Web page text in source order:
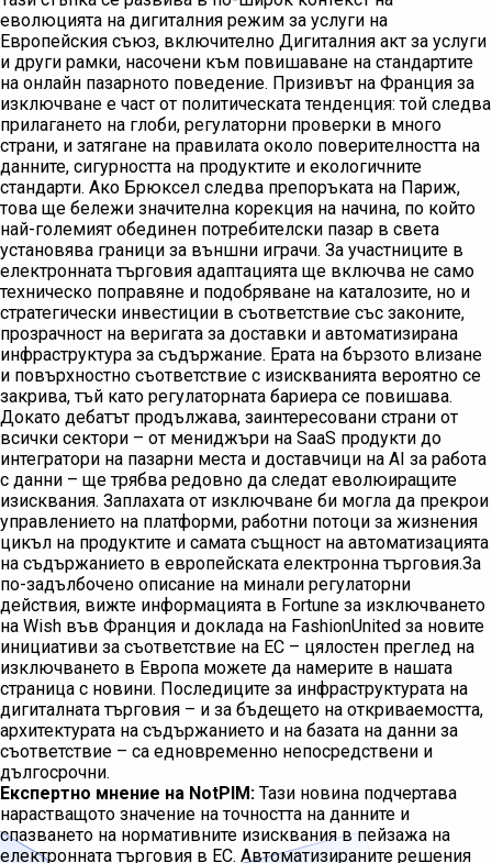
еволюцията на дигиталния режим за услуги на
Европейския съюз, включително Дигиталния акт за услуги
и други рамки, насочени към повишаване на стандартите
на онлайн пазарното поведение. Призивът на Франция за
изключване е част от политическата тенденция: той следва
прилагането на глоби, регулаторни проверки в много
страни, и затягане на правилата около поверителността на
данните, сигурността на продуктите и екологичните
стандарти. Ако Брюксел следва препоръката на Париж,
това ще бележи значителна корекция на начина, по който
най-големият обединен потребителски пазар в света
установява граници за външни играчи. За участниците в
електронната търговия адаптацията ще включва не само
техническо поправяне и подобряване на каталозите, но и
стратегически инвестиции в съответствие със законите,
прозрачност на веригата за доставки и автоматизирана
инфраструктура за съдържание. Ерата на бързото влизане
и повърхностно съответствие с изискванията вероятно се
закрива, тъй като регулаторната бариера се повишава.
Докато дебатът продължава, заинтересовани страни от
всички сектори – от мениджъри на SaaS продукти до
интегратори на пазарни места и доставчици на AI за работа
с данни – ще трябва редовно да следат еволюиращите
изисквания. Заплахата от изключване би могла да прекрои
управлението на платформи, работни потоци за жизнения
цикъл на продуктите и самата същност на автоматизацията
на съдържанието в европейската електронна търговия.За
по-задълбочено описание на минали регулаторни
действия, вижте информацията в Fortune за изключването
на Wish във Франция и доклада на FashionUnited за новите
инициативи за съответствие на ЕС – цялостен преглед на
изключването в Европа можете да намерите в нашата
страница с новини. Последиците за инфраструктурата на
дигиталната търговия – и за бъдещето на откриваемостта,
архитектурата на съдържанието и на базата на данни за
съответствие – са едновременно непосредствени и
дългосрочни.
Експертно мнение на NotPIM: Тази новина подчертава
нарастващото значение на точността на данните и
спазването на нормативните изисквания в пейзажа на
електронната търговия в ЕС. Автоматизираните решения